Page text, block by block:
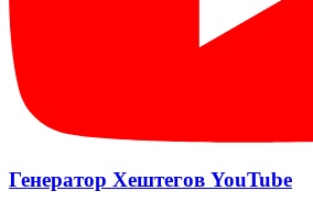
Генератор Хештегов YouTube